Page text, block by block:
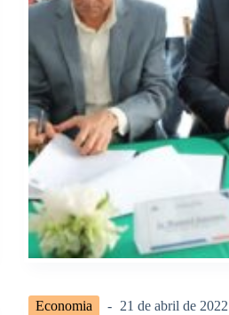
Economia 21 de abril de 2022